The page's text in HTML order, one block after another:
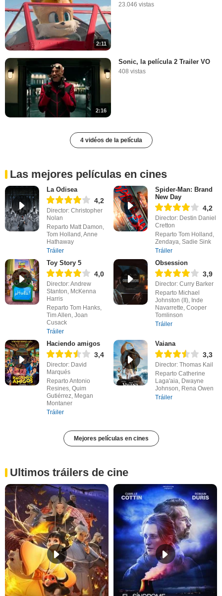
2:11
23.046 vistas
2:16
Sonic, la película 2 Trailer VO
408 vistas
4 vidéos de la película
Las mejores películas en cines
La Odisea
4,2
Director: Christopher
Nolan
Reparto Matt Damon,
Tom Holland, Anne
Hathaway
Tráiler
Spider-Man: Brand
New Day
4,2
Director: Destin Daniel
Cretton
Reparto Tom Holland,
Zendaya, Sadie Sink
Tráiler
Toy Story 5
4,0
Director: Andrew
Stanton, McKenna
Harris
Reparto Tom Hanks,
Tim Allen, Joan
Cusack
Tráiler
Obsession
3,9
Director: Curry Barker
Reparto Michael
Johnston (II), Inde
Navarrette, Cooper
Tomlinson
Tráiler
Haciendo amigos
3,4
Director: David
Marqués
Reparto Antonio
Resines, Quim
Gutiérrez, Megan
Montaner
Tráiler
Vaiana
3,3
Director: Thomas Kail
Reparto Catherine
Laga'aia, Dwayne
Johnson, Rena Owen
Tráiler
Mejores películas en cines
Ultimos tráilers de cine